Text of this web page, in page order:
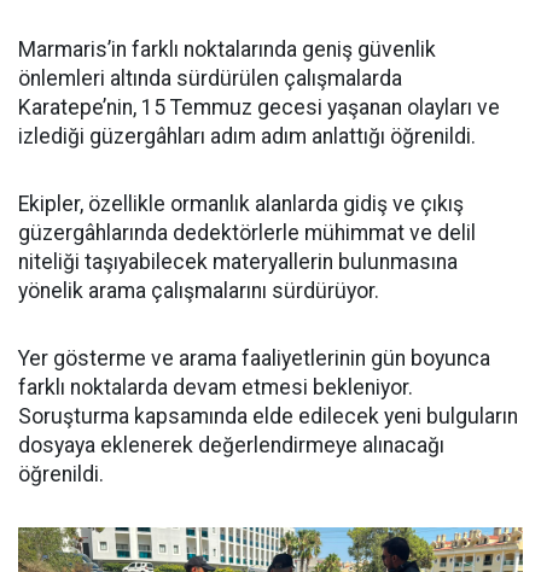
Marmaris’in farklı noktalarında geniş güvenlik
önlemleri altında sürdürülen çalışmalarda
Karatepe’nin, 15 Temmuz gecesi yaşanan olayları ve
izlediği güzergâhları adım adım anlattığı öğrenildi.
Ekipler, özellikle ormanlık alanlarda gidiş ve çıkış
güzergâhlarında dedektörlerle mühimmat ve delil
niteliği taşıyabilecek materyallerin bulunmasına
yönelik arama çalışmalarını sürdürüyor.
Yer gösterme ve arama faaliyetlerinin gün boyunca
farklı noktalarda devam etmesi bekleniyor.
Soruşturma kapsamında elde edilecek yeni bulguların
dosyaya eklenerek değerlendirmeye alınacağı
öğrenildi.